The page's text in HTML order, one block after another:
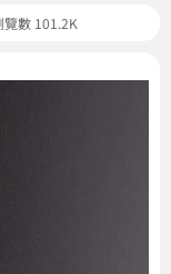
數 101.2K